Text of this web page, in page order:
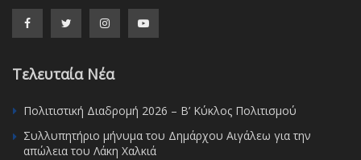
Τελευταία Νέα
Πολιτιστική Διαδρομή 2026 – Β’ Κύκλος Πολιτισμού
Συλλυπητήριο μήνυμα του Δημάρχου Αιγάλεω για την
απώλεια του Λάκη Χαλκιά